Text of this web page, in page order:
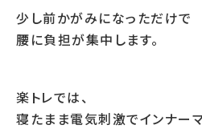
少し前かがみになっただけで
腰に負担が集中します。
楽トレでは、
寝たまま電気刺激でインナーマ